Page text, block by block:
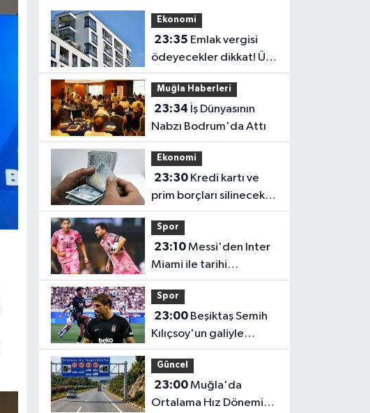
Ekonomi
23:35
ödeyecekler dikkat! Üst
sınır değişti
Muğla Haberleri
23:34
Nabzı Bodrum'da Attı
Ekonomi
23:30Kredi kartı ve
prim borçları silinecek
mi? Gözler TBMM'ye
çevrildi
Spor
23:10Messi'den Inter
Miami ile tarihi
performans! Rekorlara
doymuyor
Spor
23:00Beşiktaş Semih
Kılıçsoy'un galiyle
avantajı elde etti!
Güncel
23:00Muğla'da
Ortalama Hız Dönemi